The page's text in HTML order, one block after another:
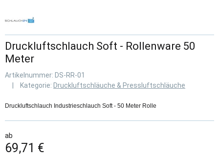
Druckluftschlauch Soft - Rollenware 50
Meter
Artikelnummer: DS-RR-01
Kategorie: Druckluftschläuche & Pressluftschläuche
Druckluftschlauch Industrieschlauch Soft - 50 Meter Rolle
ab
69,71 €